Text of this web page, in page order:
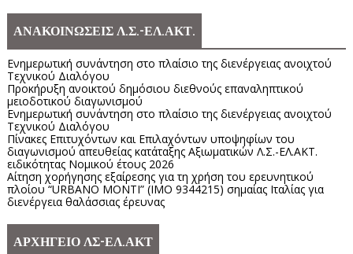
ΑΝΑΚΟΙΝΩΣΕΙΣ Λ.Σ.-ΕΛ.ΑΚΤ.
Ενημερωτική συνάντηση στο πλαίσιο της διενέργειας ανοιχτού
Τεχνικού Διαλόγου
Προκήρυξη ανοικτού δημόσιου διεθνούς επαναληπτικού
μειοδοτικού διαγωνισμού
Ενημερωτική συνάντηση στο πλαίσιο της διενέργειας ανοιχτού
Τεχνικού Διαλόγου
Πίνακες Επιτυχόντων και Επιλαχόντων υποψηφίων του
διαγωνισμού απευθείας κατάταξης Αξιωματικών Λ.Σ.-ΕΛ.ΑΚΤ.
ειδικότητας Νομικού έτους 2026
Αίτηση χορήγησης εξαίρεσης για τη χρήση του ερευνητικού
πλοίου “URBANO MONTI” (IMO 9344215) σημαίας Ιταλίας για
διενέργεια θαλάσσιας έρευνας
ΑΡΧΗΓΕΙΟ ΛΣ-ΕΛ.ΑΚΤ